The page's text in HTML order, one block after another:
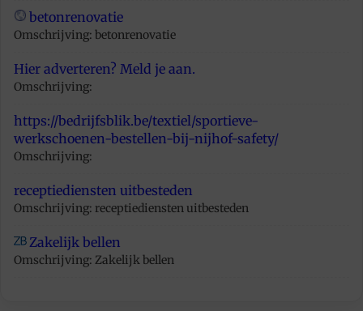
betonrenovatie
Omschrijving: betonrenovatie
Hier adverteren? Meld je aan.
Omschrijving:
https://bedrijfsblik.be/textiel/sportieve-
werkschoenen-bestellen-bij-nijhof-safety/
Omschrijving:
receptiediensten uitbesteden
Omschrijving: receptiediensten uitbesteden
Zakelijk bellen
Omschrijving: Zakelijk bellen